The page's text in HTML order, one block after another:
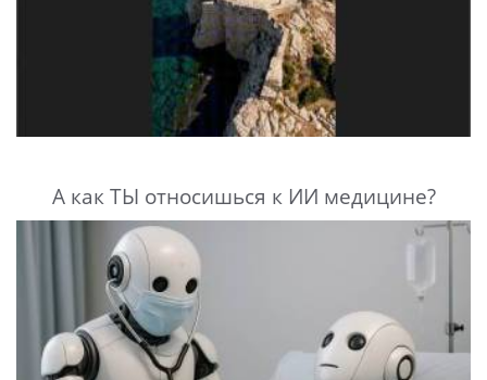
А как ТЫ относишься к ИИ медицине?